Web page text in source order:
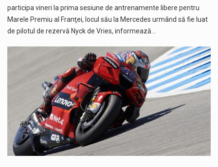
participa vineri la prima sesiune de antrenamente libere pentru
Marele Premiu al Franţei, locul său la Mercedes urmând să fie luat
de pilotul de rezervă Nyck de Vries, informează…